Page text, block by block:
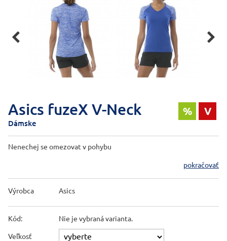
 
Asics fuzeX V-Neck % V
Dámske
Nenechej se omezovat v pohybu
pokračovať
Výrobca Asics
Kód: Nie je vybraná varianta.
Veľkosť